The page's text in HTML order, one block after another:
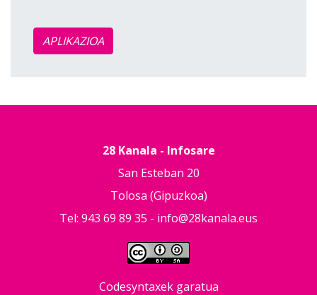
APLIKAZIOA
28 Kanala - Infosare
San Esteban 20
Tolosa (Gipuzkoa)
Tel: 943 69 89 35 - info@28kanala.eus
Codesyntaxek garatua